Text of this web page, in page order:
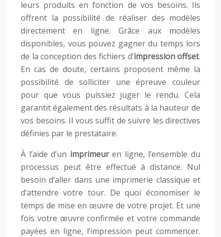
leurs produits en fonction de vos besoins. Ils
offrent la possibilité de réaliser des modèles
directement en ligne. Grâce aux modèles
disponibles, vous pouvez gagner du temps lors
de la conception des fichiers d’impression offset.
En cas de doute, certains proposent même la
possibilité de solliciter une épreuve couleur
pour que vous puissiez juger le rendu. Cela
garantit également des résultats à la hauteur de
vos besoins. Il vous suffit de suivre les directives
définies par le prestataire.
À l’aide d’un imprimeuren ligne, l’ensemble du
processus peut être effectué à distance. Nul
besoin d’aller dans une imprimerie classique et
d’attendre votre tour. De quoi économiser le
temps de mise en œuvre de votre projet. Et une
fois votre œuvre confirmée et votre commande
payées en ligne, l’impression peut commencer.